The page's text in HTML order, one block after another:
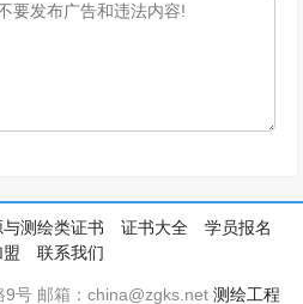
与测绘类证书 证书大全
学员报名
联系我们
9号 邮箱：china@zgks.net测绘工程